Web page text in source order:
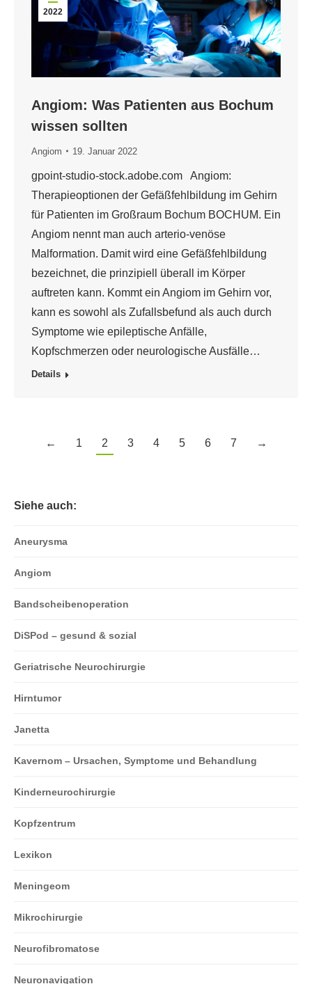
2022
Angiom: Was Patienten aus Bochum
wissen sollten
Angiom 19. Januar 2022
gpoint-studio-stock.adobe.com Angiom:
Therapieoptionen der Gefäßfehlbildung im Gehirn
für Patienten im Großraum Bochum BOCHUM. Ein
Angiom nennt man auch arterio-venöse
Malformation. Damit wird eine Gefäßfehlbildung
bezeichnet, die prinzipiell überall im Körper
auftreten kann. Kommt ein Angiom im Gehirn vor,
kann es sowohl als Zufallsbefund als auch durch
Symptome wie epileptische Anfälle,
Kopfschmerzen oder neurologische Ausfälle…
Details
← 1 2 3 4 5 6 7 →
Siehe auch:
Aneurysma
Angiom
Bandscheibenoperation
DiSPod – gesund & sozial
Geriatrische Neurochirurgie
Hirntumor
Janetta
Kavernom – Ursachen, Symptome und Behandlung
Kinderneurochirurgie
Kopfzentrum
Lexikon
Meningeom
Mikrochirurgie
Neurofibromatose
Neuronavigation